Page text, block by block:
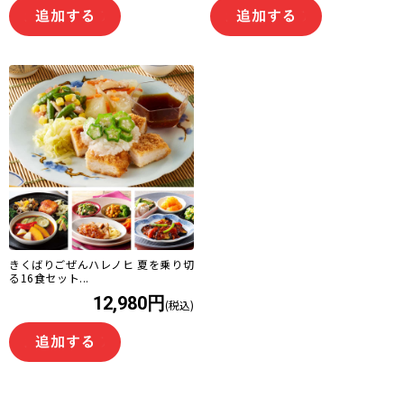
きくばりごぜんハレノヒ 夏を乗り切
る16食セット...
12,980円(税込)